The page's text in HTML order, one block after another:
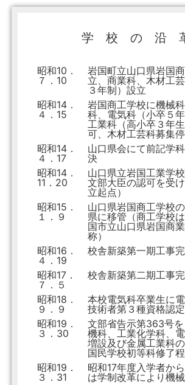
学 校 の 沿
昭和10．
７．10
岩国町立山口県岩国
立、商業科、木材工
３年制）設立
昭和14．
４．15
岩国商工学校に機械
科、電気科（小卒５
工業科（高小卒３年
可、木材工芸科募集
昭和14．
４．17
山口県会にて前記学
決
昭和14．
11．20
山口県立岩国工業学校
文部大臣の認可を受
立起点）
昭和15．
１．９
山口県岩国商工学校
県に移管（商工学校
国市立山口県岩国商
称）
昭和16．
４．19
校舎新築第一期工事
昭和17．
７．５
校舎新築第二期工事
昭和18．
９．９
本校電気科卒業生に
技術者第３種資格認定
昭和19．
３．30
文部省告示第363号
機科、工業化学科、
増設及び金属工業科
国民学校初等科修了
昭和19．
３．31
昭和17年度入学者か
は学制改革により機